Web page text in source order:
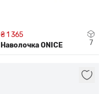
₴ 1 365
Наволочка ONICE
7